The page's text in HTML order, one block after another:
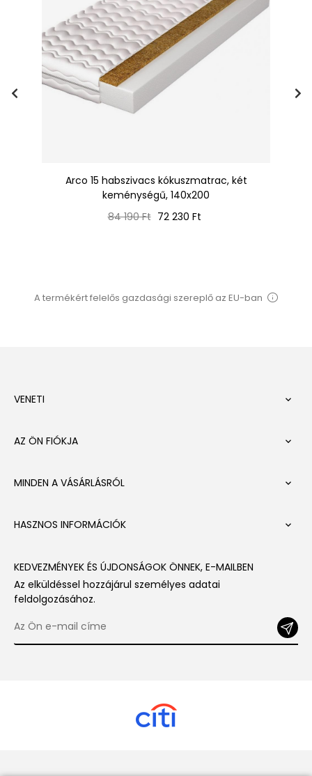
Arco 15 habszivacs kókuszmatrac, két
keménységű, 140x200
Normál
84 190 Ft Ár
72 230 Ft
A termékért felelős gazdasági szereplő az EU-ban
VENETI 
AZ ÖN FIÓKJA 
MINDEN A VÁSÁRLÁSRÓL 
HASZNOS INFORMÁCIÓK 
KEDVEZMÉNYEK ÉS ÚJDONSÁGOK ÖNNEK, E-MAILBEN
Az elküldéssel hozzájárul személyes adatai
feldolgozásához.